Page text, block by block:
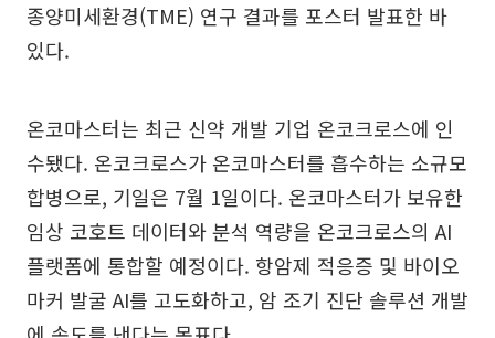
종양미세환경(TME) 연구 결과를 포스터 발표한 바
있다.
온코마스터는 최근 신약 개발 기업 온코크로스에 인
수됐다. 온코크로스가 온코마스터를 흡수하는 소규모
합병으로, 기일은 7월 1일이다. 온코마스터가 보유한
임상 코호트 데이터와 분석 역량을 온코크로스의 AI
플랫폼에 통합할 예정이다. 항암제 적응증 및 바이오
마커 발굴 AI를 고도화하고, 암 조기 진단 솔루션 개발